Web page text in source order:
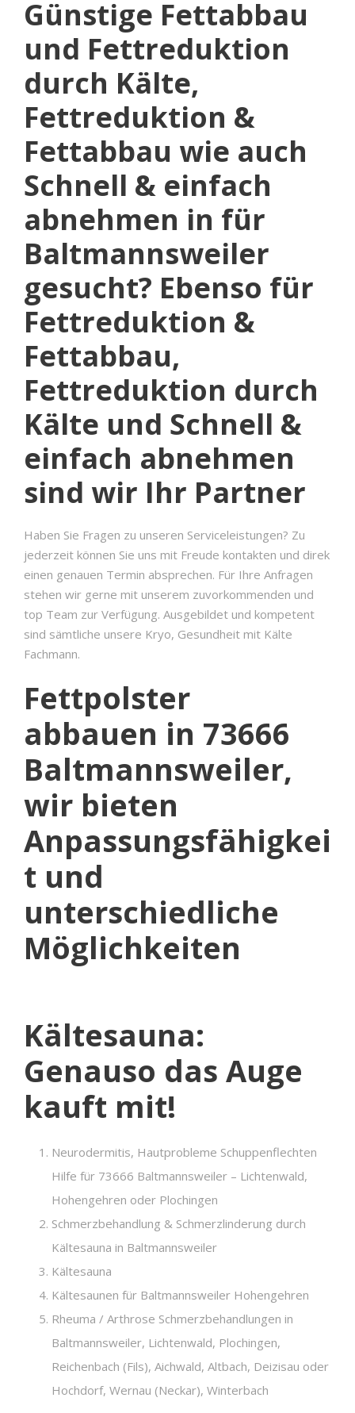
Günstige Fettabbau
und Fettreduktion
durch Kälte,
Fettreduktion &
Fettabbau wie auch
Schnell & einfach
abnehmen in für
Baltmannsweiler
gesucht? Ebenso für
Fettreduktion &
Fettabbau,
Fettreduktion durch
Kälte und Schnell &
einfach abnehmen
sind wir Ihr Partner
Haben Sie Fragen zu unseren Serviceleistungen? Zu
jederzeit können Sie uns mit Freude kontakten und direk
einen genauen Termin absprechen. Für Ihre Anfragen
stehen wir gerne mit unserem zuvorkommenden und
top Team zur Verfügung. Ausgebildet und kompetent
sind sämtliche unsere Kryo, Gesundheit mit Kälte
Fachmann.
Fettpolster
abbauen in 73666
Baltmannsweiler,
wir bieten
Anpassungsfähigkei
t und
unterschiedliche
Möglichkeiten
Kältesauna:
Genauso das Auge
kauft mit!
Neurodermitis, Hautprobleme Schuppenflechten
Hilfe für 73666 Baltmannsweiler – Lichtenwald,
Hohengehren oder Plochingen
Schmerzbehandlung & Schmerzlinderung durch
Kältesauna in Baltmannsweiler
Kältesauna
Kältesaunen für Baltmannsweiler Hohengehren
Rheuma / Arthrose Schmerzbehandlungen in
Baltmannsweiler, Lichtenwald, Plochingen,
Reichenbach (Fils), Aichwald, Altbach, Deizisau oder
Hochdorf, Wernau (Neckar), Winterbach